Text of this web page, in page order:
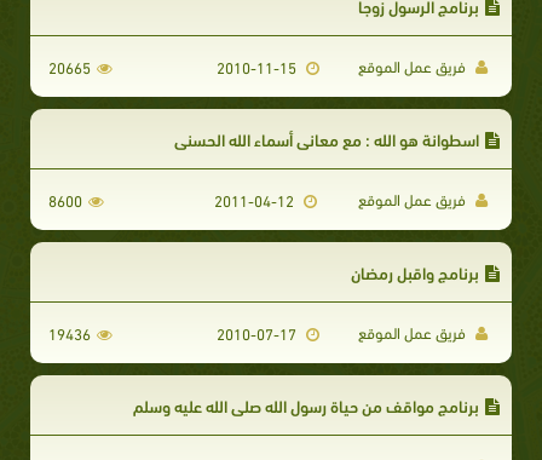
برنامج الرسول زوجا
فريق عمل الموقع 20665
اسطوانة هو الله : مع معاني أسماء الله الحسنى
فريق عمل الموقع 8600
برنامج واقبل رمضان
فريق عمل الموقع 19436
برنامج مواقف من حياة رسول الله صلى الله عليه وسلم